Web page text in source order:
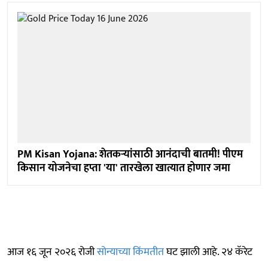
PM Kisan Yojana: शेतकऱ्यांसाठी आनंदाची बातमी! पीएम
किसान योजनेचा हप्ता 'या' तारखेला खात्यात होणार जमा
आज १६ जून २०२६ रोजीसोन्याच्या किंमतीतघट झाली आहे. २४ कॅरेट